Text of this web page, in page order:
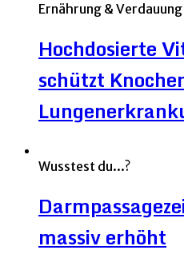
Ernährung & Verdauung
Hochdosierte
schützt
Wusstest du...?
massiv erhöht